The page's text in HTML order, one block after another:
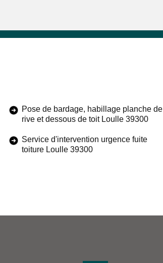
Pose de bardage, habillage planche de
rive et dessous de toit Loulle 39300
Service d'intervention urgence fuite
toiture Loulle 39300